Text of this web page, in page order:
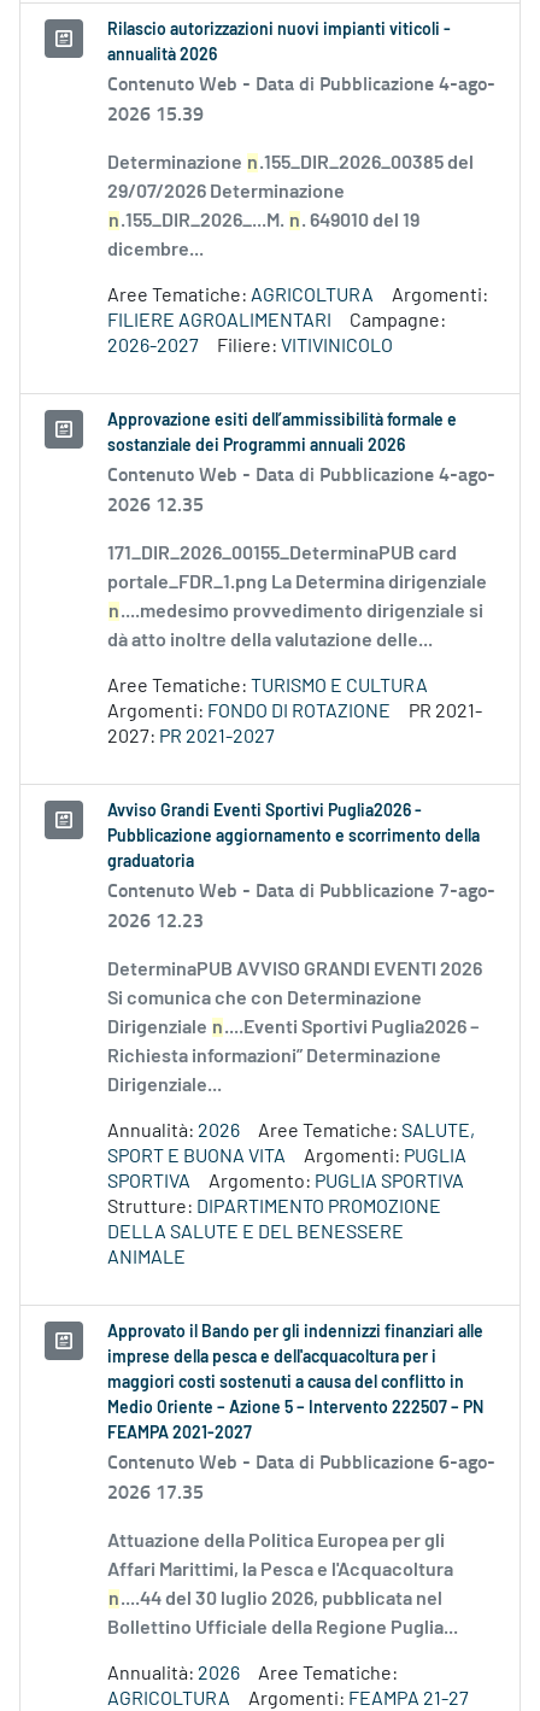
Rilascio autorizzazioni nuovi impianti viticoli -
annualità 2026
Contenuto Web - Data di Pubblicazione 4-ago-
2026 15.39
Determinazione n.155_DIR_2026_00385 del
29/07/2026 Determinazione
n.155_DIR_2026_...M. n. 649010 del 19
dicembre...
Aree Tematiche: AGRICOLTURA
Argomenti:
FILIERE AGROALIMENTARI
Campagne:
2026-2027
Filiere: VITIVINICOLO
Approvazione esiti dell’ammissibilità formale e
sostanziale dei Programmi annuali 2026
Contenuto Web - Data di Pubblicazione 4-ago-
2026 12.35
171_DIR_2026_00155_DeterminaPUB card
portale_FDR_1.png La Determina dirigenziale
n....medesimo provvedimento dirigenziale si
dà atto inoltre della valutazione delle...
Aree Tematiche: TURISMO E CULTURA
Argomenti: FONDO DI ROTAZIONE
PR 2021-
2027: PR 2021-2027
Avviso Grandi Eventi Sportivi Puglia2026 -
Pubblicazione aggiornamento e scorrimento della
graduatoria
Contenuto Web - Data di Pubblicazione 7-ago-
2026 12.23
DeterminaPUB AVVISO GRANDI EVENTI 2026
Si comunica che con Determinazione
Dirigenziale n....Eventi Sportivi Puglia2026 –
Richiesta informazioni” Determinazione
Dirigenziale...
Annualità: 2026 Aree Tematiche: SALUTE,
SPORT E BUONA VITA
Argomenti: PUGLIA
SPORTIVA
Argomento: PUGLIA SPORTIVA
Strutture: DIPARTIMENTO PROMOZIONE
DELLA SALUTE E DEL BENESSERE
ANIMALE
Approvato il Bando per gli indennizzi finanziari alle
imprese della pesca e dell'acquacoltura per i
maggiori costi sostenuti a causa del conflitto in
Medio Oriente – Azione 5 – Intervento 222507 – PN
FEAMPA 2021-2027
Contenuto Web - Data di Pubblicazione 6-ago-
2026 17.35
Attuazione della Politica Europea per gli
Affari Marittimi, la Pesca e l'Acquacoltura
n....44 del 30 luglio 2026, pubblicata nel
Bollettino Ufficiale della Regione Puglia...
Annualità: 2026
Aree Tematiche:
AGRICOLTURA
Argomenti: FEAMPA 21-27